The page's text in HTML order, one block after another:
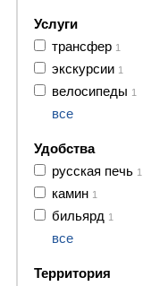
Услуги
трансфер 1
экскурсии 1
велосипеды 1
все
Удобства
русская печь 1
камин 1
бильярд 1
все
Территория